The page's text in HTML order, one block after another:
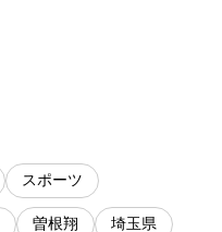
スポーツ
曽根翔 埼玉県